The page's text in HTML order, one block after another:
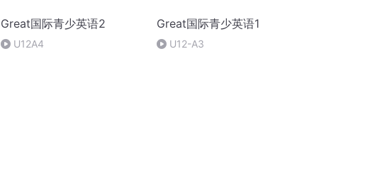
Great国际青少英语2
U12A4
Great国际青少英语1
U12-A3